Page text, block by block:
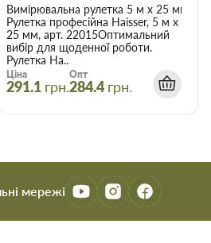
Вимірювальна рулетка 5 м x 25 мм
Рулетка професійна Haisser, 5 м x
25 мм, арт. 22015Оптимальний
вибір для щоденної роботи.
Рулетка Ha..
Ціна
291.1 грн.
Опт
284.4 грн.
мережі